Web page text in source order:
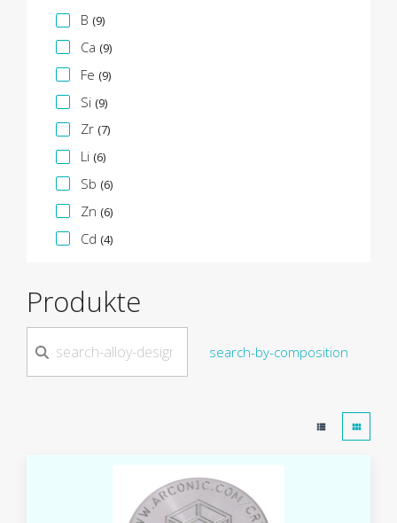
B (9)
Ca (9)
Fe (9)
Si (9)
Zr (7)
Li (6)
Sb (6)
Zn (6)
Cd (4)
Produkte
search-by-composition